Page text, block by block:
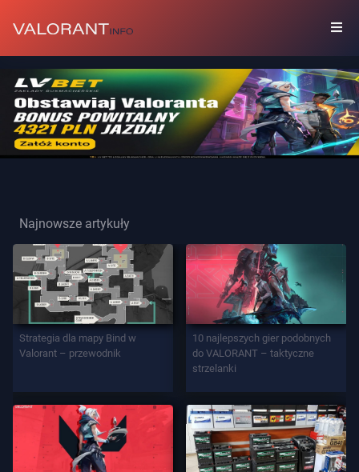
KOLEKCJA
Zestawy
Graffiti
Gracza
Najnowsze artykuły
Strategia dla mapy Bind w
Valorant – przewodnik
10 najlepszych gier podobnych
do VALORANT – taktyczne
strzelanki